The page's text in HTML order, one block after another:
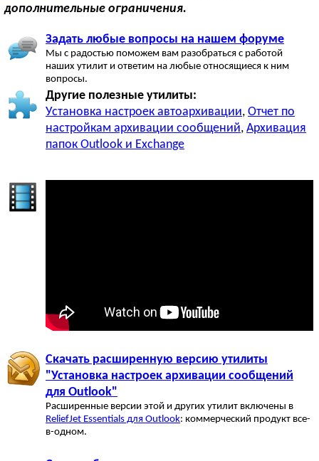
дополнительные ограничения.
Задать любые вопросы на нашем форуме
Мы с радостью поможем вам разобраться с работой
наших утилит и ответим на любые относящиеся к ним
вопросы.
Другие полезные утилиты:
Установка настроек автоархивации, Отчет по
настройкам архивации сообщений, Архивация
папок Outlook и Exchange
Скачать расширенную версию утилиты
"Установка настроек архивации сообщений
для Outlook"
Расширенные версии этой и других утилит включены в
ReliefJet Essentials для Outlook: коммерческий продукт все-
в-одном.